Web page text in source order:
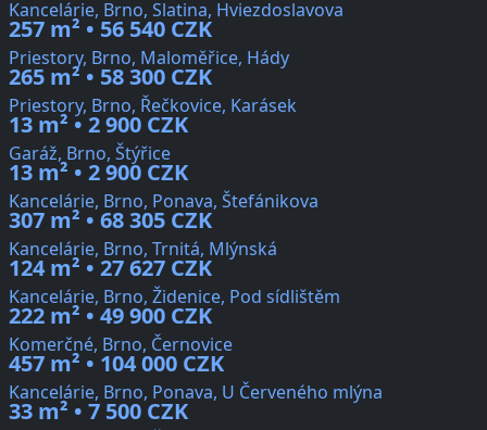
Kancelárie, Brno, Slatina, Hviezdoslavova
257 m² • 56 540 CZK
Priestory, Brno, Maloměřice, Hády
265 m² • 58 300 CZK
Priestory, Brno, Řečkovice, Karásek
13 m² • 2 900 CZK
Garáž, Brno, Štýřice
13 m² • 2 900 CZK
Kancelárie, Brno, Ponava, Štefánikova
307 m² • 68 305 CZK
Kancelárie, Brno, Trnitá, Mlýnská
124 m² • 27 627 CZK
Kancelárie, Brno, Židenice, Pod sídlištěm
222 m² • 49 900 CZK
Komerčné, Brno, Černovice
457 m² • 104 000 CZK
Kancelárie, Brno, Ponava, U Červeného mlýna
33 m² • 7 500 CZK